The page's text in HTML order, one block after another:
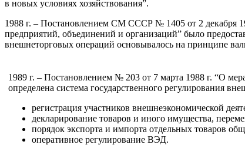
в новых условиях хозяйствования”.
1988 г. – Постановлением СМ СССР № 1405 от 2 декабря
предприятий, объединений и организаций” было
внешнеторговых операций основывалось на принципе
1989 г. – Постановлением № 203 от 7 марта 1988 г. “О
определена система государственного регулирования
регистрация участников внешнеэкономической
декларирование товаров и иного имущества,
порядок экспорта и импорта отдельных товаров
оперативное регулирование ВЭД.